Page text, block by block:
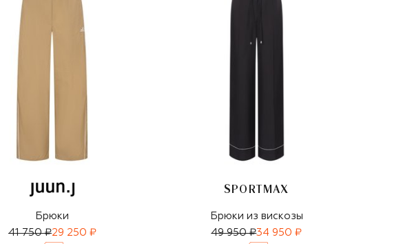
Брюки
41 750 ₽29 250 ₽
SPORTMAX
Брюки из вискозы
49 950 ₽34 950 ₽